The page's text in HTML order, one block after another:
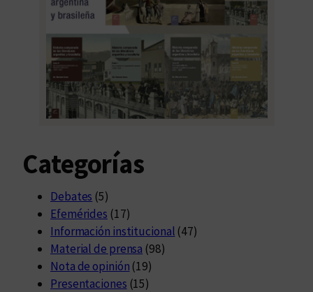
Categorías
Debates (5)
Efemérides (17)
Información institucional (47)
Material de prensa (98)
Nota de opinión (19)
Presentaciones (15)